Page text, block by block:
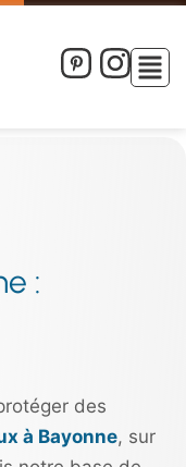
:
des
à Bayonne, sur